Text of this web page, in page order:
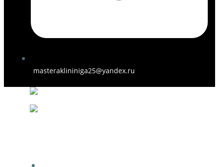
masteraklininiga25@yandex.ru